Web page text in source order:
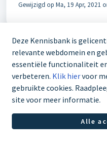
Gewijzigd op Ma, 19 Apr, 2021
Deze Kennisbank is
relevante webdomein en
essentiële functionaliteit
verbeteren. Klik hiervoor
gebruikte cookies.
site voor meer informatie.
Alle